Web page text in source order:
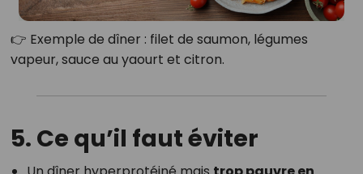
👉 Exemple de dîner : filet de saumon, légumes
vapeur, sauce au yaourt et citron.
5. Ce qu’il faut éviter